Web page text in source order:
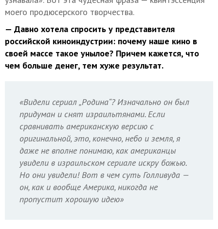
моего продюсерского творчества.
— Давно хотела спросить у представителя
российской киноиндустрии: почему наше кино в
своей массе такое унылое? Причем кажется, что
чем больше денег, тем хуже результат.
«Видели сериал „Родина“? Изначально он был
придуман и снят израильтянами. Если
сравнивать американскую версию с
оригинальной, это, конечно, небо и земля, я
даже не вполне понимаю, как американцы
увидели в израильском сериале искру божью.
Но они увидели! Вот в чем суть Голливуда —
он, как и вообще Америка, никогда не
пропустит хорошую идею»